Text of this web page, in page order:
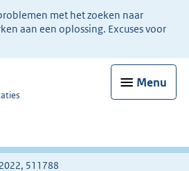
met het zoeken naar
aan een oplossing. Excuses voor
Menu
511788